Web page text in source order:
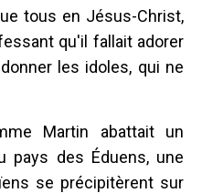
tous en Jésus-Christ,
qu'il fallait adorer
les idoles, qui ne
Martin abattait un
pays des Éduens, une
se précipitèrent sur